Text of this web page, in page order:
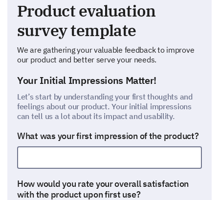
Product evaluation
survey template
We are gathering your valuable feedback to improve
our product and better serve your needs.
Your Initial Impressions Matter!
Let’s start by understanding your first thoughts and
feelings about our product. Your initial impressions
can tell us a lot about its impact and usability.
What was your first impression of the product?
How would you rate your overall satisfaction
with the product upon first use?